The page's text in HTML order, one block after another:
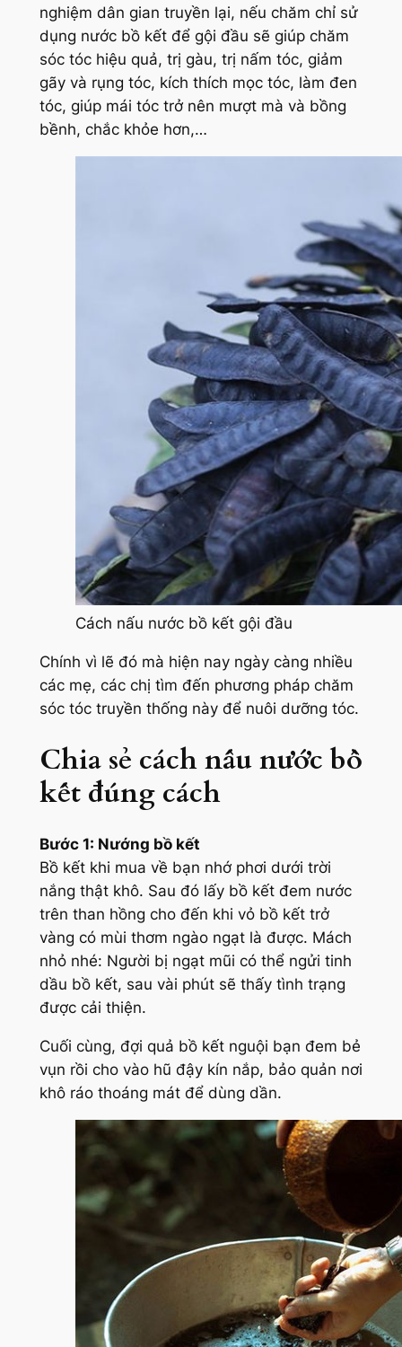
nghiệm dân gian truyền lại, nếu chăm chỉ sử
dụng nước bồ kết để gội đầu sẽ giúp chăm
sóc tóc hiệu quả, trị gàu, trị nấm tóc, giảm
gãy và rụng tóc, kích thích mọc tóc, làm đen
tóc, giúp mái tóc trở nên mượt mà và bồng
bềnh, chắc khỏe hơn,…
Cách nấu nước bồ kết gội đầu
Chính vì lẽ đó mà hiện nay ngày càng nhiều
các mẹ, các chị tìm đến phương pháp chăm
sóc tóc truyền thống này để nuôi dưỡng tóc.
Chia sẻ cách nấu nước bồ
kết đúng cách
Bước 1: Nướng bồ kết
Bồ kết khi mua về bạn nhớ phơi dưới trời
nắng thật khô. Sau đó lấy bồ kết đem nước
trên than hồng cho đến khi vỏ bồ kết trở
vàng có mùi thơm ngào ngạt là được. Mách
nhỏ nhé: Người bị ngạt mũi có thể ngửi tinh
dầu bồ kết, sau vài phút sẽ thấy tình trạng
được cải thiện.
Cuối cùng, đợi quả bồ kết nguội bạn đem bẻ
vụn rồi cho vào hũ đậy kín nắp, bảo quản nơi
khô ráo thoáng mát để dùng dần.